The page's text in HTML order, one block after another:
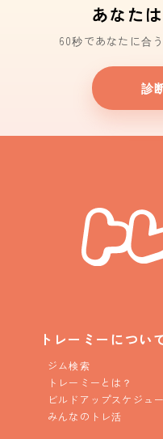
あなた
60秒であなたに合
診
トレーミーについ
ジム検索
トレーミーとは？
ビルドアップスケジュ
みんなのトレ活